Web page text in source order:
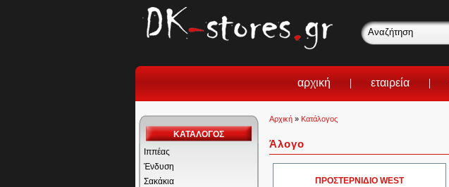
αρχική εταιρεία
ΚΑΤΑΛΟΓΟΣ
Ιππέας
Ένδυση
Σακάκια
Αρχική » Κατάλογος
Άλογο
ΠΡΟΣΤΕΡΝΙΔΙΟ WEST